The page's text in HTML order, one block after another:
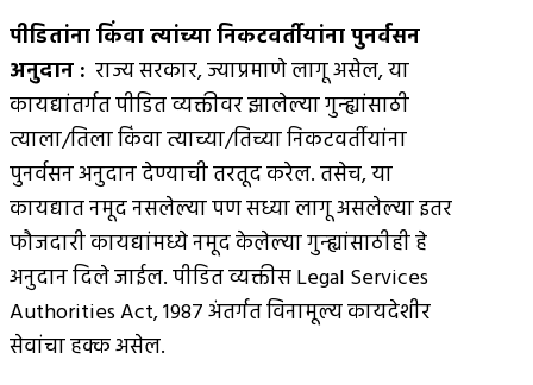
पीडितांना किंवा त्यांच्या निकटवर्तीयांना पुनर्वसन
अनुदान : राज्य सरकार, ज्याप्रमाणे लागू असेल, या
कायद्यांतर्गत पीडित व्यक्तीवर झालेल्या गुन्ह्यांसाठी
त्याला/तिला किंवा त्याच्या/तिच्या निकटवर्तीयांना
पुनर्वसन अनुदान देण्याची तरतूद करेल. तसेच, या
कायद्यात नमूद नसलेल्या पण सध्या लागू असलेल्या इतर
फौजदारी कायद्यांमध्ये नमूद केलेल्या गुन्ह्यांसाठीही हे
अनुदान दिले जाईल. पीडित व्यक्तीस Legal Services
Authorities Act, 1987 अंतर्गत विनामूल्य कायदेशीर
सेवांचा हक्क असेल.